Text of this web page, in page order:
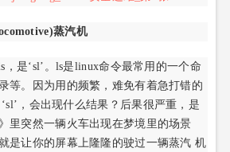
蒸汽机
，是‘sl’。ls是linux命令最常用的一个命
等。因为用的频繁，难免有着急打错的
，会出现什么结果？后果很严重，是
里突然一辆火车出现在梦境里的场景
是让你的屏幕上隆隆的驶过一辆蒸汽 机